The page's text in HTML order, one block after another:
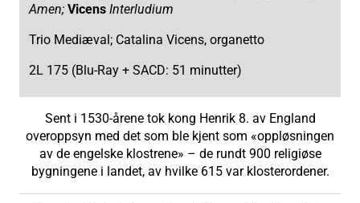
Amen; Vicens Interludium
Trio Mediæval; Catalina Vicens, organetto
2L 175 (Blu-Ray + SACD: 51 minutter)
Sent i 1530-årene tok kong Henrik 8. av England
overoppsyn med det som ble kjent som «oppløsningen
av de engelske klostrene» – de rundt 900 religiøse
bygningene i landet, av hvilke 615 var klosterordener.